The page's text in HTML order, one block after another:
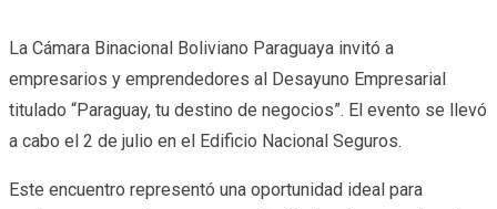
La Cámara Binacional Boliviano Paraguaya invitó a
empresarios y emprendedores al Desayuno Empresarial
titulado “Paraguay, tu destino de negocios”. El evento se llevó
a cabo el 2 de julio en el Edificio Nacional Seguros.
Este encuentro representó una oportunidad ideal para